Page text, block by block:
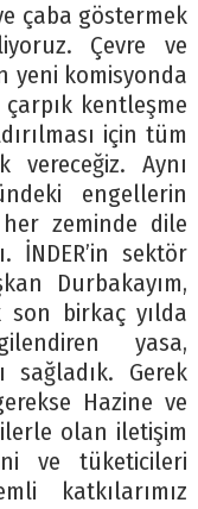
çaba göstermek
Çevre ve
yeni komisyonda
kentleşme
için tüm
Aynı
engellerin
zeminde dile
İNDER’in sektör
Durbakayım,
son birkaç yılda
yasa,
Gerek
Hazine ve
olan iletişim
ve tüketicileri
katkılarımız